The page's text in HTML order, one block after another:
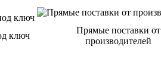
ключ
Прямые поставки от
производителей